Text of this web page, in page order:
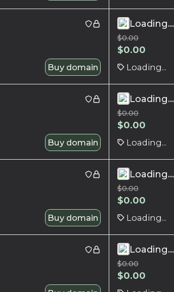
Buy domain
Loading...
$0.00
$0.00
Loading...
Buy domain
Loading...
$0.00
$0.00
Loading...
Buy domain
Loading...
$0.00
$0.00
Loading...
Loading...
$0.00
$0.00